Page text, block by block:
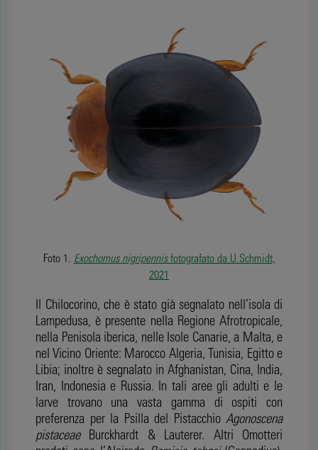
Foto 1. Exochomus nigripennisfotografato da U.Schmidt,
2021
Il Chilocorino, che è stato già segnalato nell’isola di
Lampedusa, è presente nella Regione Afrotropicale,
nella Penisola iberica, nelle Isole Canarie, a Malta, e
nel Vicino Oriente: Marocco Algeria, Tunisia, Egitto e
Libia; inoltre è segnalato in Afghanistan, Cina, India,
Iran, Indonesia e Russia. In tali aree gli adulti e le
larve trovano una vasta gamma di ospiti con
preferenza per la Psilla del Pistacchio Agonoscena
pistaceae Burckhardt & Lauterer. Altri Omotteri